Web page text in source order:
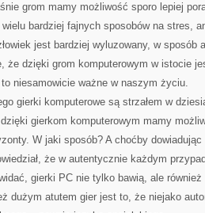
grom mamy możliwość sporo lepiej
bardziej fajnych sposobów na stres,
jest bardziej wyluzowany, w sposób
że dzięki grom komputerowym w istocie
niesamowicie ważne w naszym życiu.
gierki komputerowe są strzałem w
gierkom komputerowym mamy
W jaki sposób? A choćby
że w autentycznie każdym
gierki PC nie tylko bawią, ale
dużym atutem gier jest to, że niejako